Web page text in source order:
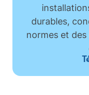
durables,
normes et